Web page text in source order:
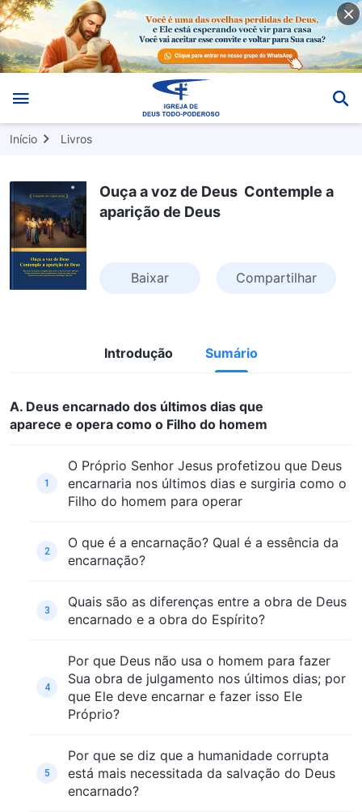
Início Livros
Ouça a voz de Deus Contemple a
aparição de Deus
Baixar Compartilhar
Introdução Sumário
A. Deus encarnado dos últimos dias que
aparece e opera como o Filho do homem
1
O Próprio Senhor Jesus profetizou que Deus
encarnaria nos últimos dias e surgiria como o
Filho do homem para operar
2
O que é a encarnação? Qual é a essência da
encarnação?
3
Quais são as diferenças entre a obra de Deus
encarnado e a obra do Espírito?
4
Por que Deus não usa o homem para fazer
Sua obra de julgamento nos últimos dias; por
que Ele deve encarnar e fazer isso Ele
Próprio?
5
Por que se diz que a humanidade corrupta
está mais necessitada da salvação do Deus
encarnado?